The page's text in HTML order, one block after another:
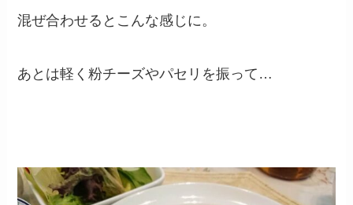
混ぜ合わせるとこんな感じに。
あとは軽く粉チーズやパセリを振って…